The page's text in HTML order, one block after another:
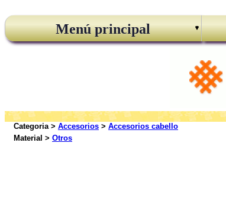
Menú principal
Categoria > Accesorios > Accesorios cabello
Material > Otros